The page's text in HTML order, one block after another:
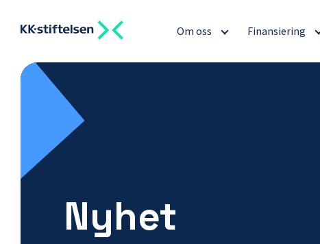
Om oss Finansiering
Nyhet